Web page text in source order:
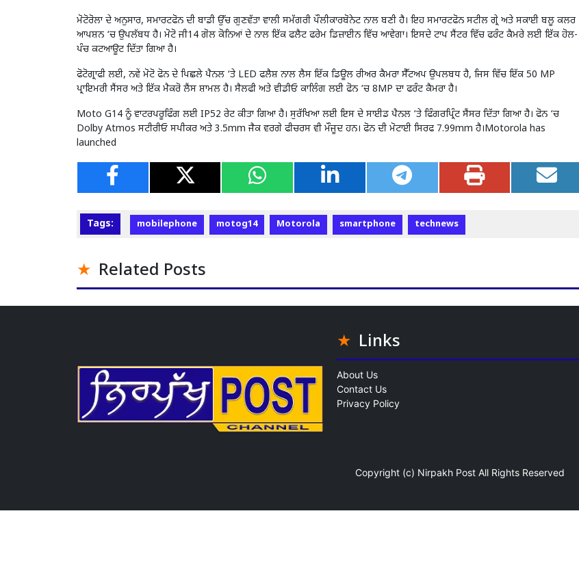
ਮੋਟੋਰੋਲਾ ਦੇ ਅਨੁਸਾਰ, ਸਮਾਰਟਫੋਨ ਦੀ ਬਾਡੀ ਉੱਚ ਗੁਣਵੱਤਾ ਵਾਲੀ ਸਮੱਗਰੀ ਪੌਲੀਕਾਰਬੋਨੇਟ ਨਾਲ ਬਣੀ ਹੈ। ਇਹ ਸਮਾਰਟਫੋਨ ਸਟੀਲ ਗ੍ਰੇ ਅਤੇ ਸਕਾਈ ਬਲੂ ਕਲਰ
ਆਪਸ਼ਨ ‘ਚ ਉਪਲੱਬਧ ਹੈ। ਮੋਟੋ ਜੀ14 ਗੋਲ ਕੋਨਿਆਂ ਦੇ ਨਾਲ ਇੱਕ ਫਲੈਟ ਫਰੇਮ ਡਿਜ਼ਾਈਨ ਵਿੱਚ ਆਵੇਗਾ। ਇਸਦੇ ਟਾਪ ਸੈਂਟਰ ਵਿੱਚ ਫਰੰਟ ਕੈਮਰੇ ਲਈ ਇੱਕ ਹੋਲ-
ਪੰਚ ਕਟਆਊਟ ਦਿੱਤਾ ਗਿਆ ਹੈ।
ਫੋਟੋਗ੍ਰਾਫੀ ਲਈ, ਨਵੇਂ ਮੋਟੋ ਫੋਨ ਦੇ ਪਿਛਲੇ ਪੈਨਲ ‘ਤੇ LED ਫਲੈਸ਼ ਨਾਲ ਲੈਸ ਇੱਕ ਡਿਊਲ ਰੀਅਰ ਕੈਮਰਾ ਸੈੱਟਅਪ ਉਪਲਬਧ ਹੈ, ਜਿਸ ਵਿੱਚ ਇੱਕ 50 MP
ਪ੍ਰਾਇਮਰੀ ਸੈਂਸਰ ਅਤੇ ਇੱਕ ਮੈਕਰੋ ਲੈਂਸ ਸ਼ਾਮਲ ਹੈ। ਸੈਲਫੀ ਅਤੇ ਵੀਡੀਓ ਕਾਲਿੰਗ ਲਈ ਫੋਨ ‘ਚ 8MP ਦਾ ਫਰੰਟ ਕੈਮਰਾ ਹੈ।
Moto G14 ਨੂੰ ਵਾਟਰਪਰੂਫਿੰਗ ਲਈ IP52 ਰੇਟ ਕੀਤਾ ਗਿਆ ਹੈ। ਸੁਰੱਖਿਆ ਲਈ ਇਸ ਦੇ ਸਾਈਡ ਪੈਨਲ ‘ਤੇ ਫਿੰਗਰਪ੍ਰਿੰਟ ਸੈਂਸਰ ਦਿੱਤਾ ਗਿਆ ਹੈ। ਫੋਨ ‘ਚ
Dolby Atmos ਸਟੀਰੀਓ ਸਪੀਕਰ ਅਤੇ 3.5mm ਜੈਕ ਵਰਗੇ ਫੀਚਰਸ ਵੀ ਮੌਜੂਦ ਹਨ। ਫੋਨ ਦੀ ਮੋਟਾਈ ਸਿਰਫ 7.99mm ਹੈ।Motorola has
launched
Tags: mobilephone motog14 Motorola smartphone technews
Related Posts
Links
About Us
Contact Us
Privacy Policy
Copyright (c) Nirpakh Post All Rights Reserved